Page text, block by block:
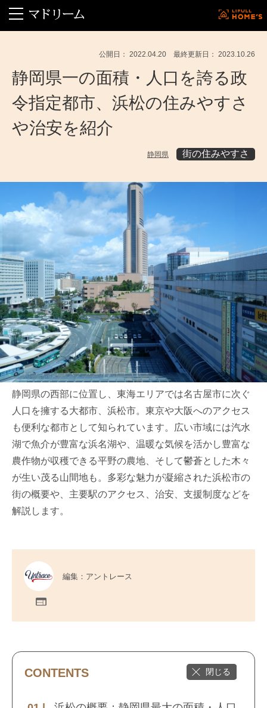
公開日： 2022.04.20 最終更新日： 2023.10.26
静岡県一の面積・人口を誇る政
令指定都市、浜松の住みやすさ
や治安を紹介
静岡県 街の住みやすさ
静岡県の西部に位置し、東海エリアでは名古屋市に次ぐ
人口を擁する大都市、浜松市。東京や大阪へのアクセス
も便利な都市として知られています。広い市域には汽水
湖で魚介が豊富な浜名湖や、温暖な気候を活かし豊富な
農作物が収穫できる平野の農地、そして鬱蒼とした木々
が生い茂る山間地も。多彩な魅力が凝縮された浜松市の
街の概要や、主要駅のアクセス、治安、支援制度などを
解説します。
編集：アントレース
CONTENTS